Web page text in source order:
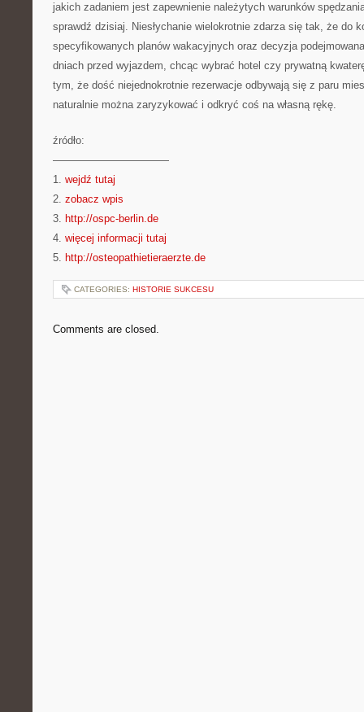
jakich zadaniem jest zapewnienie należytych warunków
sprawdź dzisiaj. Niesłychanie wielokrotnie zdarza się tak, że do
specyfikowanych planów wakacyjnych oraz decyzja
dniach przed wyjazdem, chcąc wybrać hotel czy prywatną
tym, że dość niejednokrotnie rezerwacje odbywają się z paru
naturalnie można zaryzykować i odkryć coś na własną rękę.
źródło:
———————————
1. wejdź tutaj
2. zobacz wpis
3. http://ospc-berlin.de
4. więcej informacji tutaj
5. http://osteopathietieraerzte.de
CATEGORIES: HISTORIE SUKCESU
Comments are closed.